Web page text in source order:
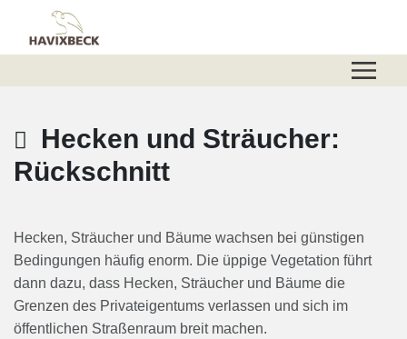
Zum Header
Zum Hauptinhalt
Zum Footer
Zum Hauptinhalt springen
Hecken und Sträucher:
Rückschnitt
Hecken, Sträucher und Bäume wachsen bei günstigen
Bedingungen häufig enorm. Die üppige Vegetation führt
dann dazu, dass Hecken, Sträucher und Bäume die
Grenzen des Privateigentums verlassen und sich im
öffentlichen Straßenraum breit machen.